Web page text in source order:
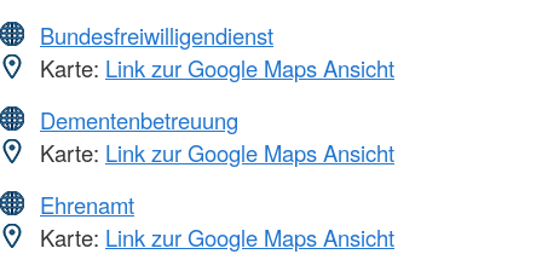
Bundesfreiwilligendienst
Karte: Link zur Google Maps Ansicht
Dementenbetreuung
Karte: Link zur Google Maps Ansicht
Ehrenamt
Karte: Link zur Google Maps Ansicht